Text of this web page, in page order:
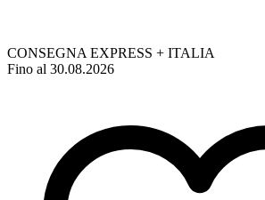
CONSEGNA EXPRESS + ITALIA
Fino al 30.08.2026